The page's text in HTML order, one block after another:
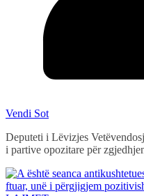
Vendi Sot
Deputeti i Lëvizjes
i partive opozitare për